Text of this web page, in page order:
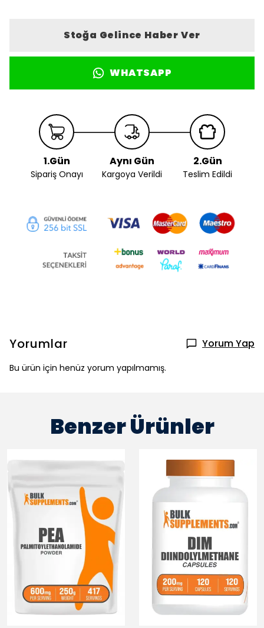
Stoğa Gelince Haber Ver
WHATSAPP
1.Gün
Sipariş Onayı
Aynı Gün
Kargoya Verildi
2.Gün
Teslim Edildi
Yorumlar Yorum Yap
Bu ürün için henüz yorum yapılmamış.
Benzer Ürünler